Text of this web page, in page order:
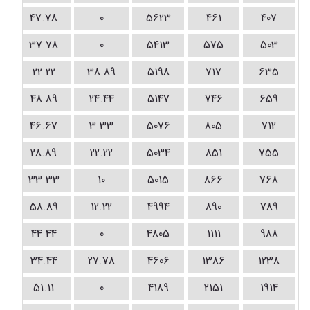
407
461
5623
0
47.78
503
575
5413
0
37.78
635
717
5198
38.89
22.22
659
746
5147
24.44
48.89
712
805
5076
3.33
46.67
755
851
5034
22.22
28.89
768
866
5015
10
33.33
789
890
4994
12.22
58.89
988
1111
4805
0
44.44
1238
1386
4606
27.78
34.44
1914
2151
4189
0
51.11